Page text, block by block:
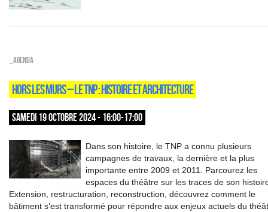
_Agenda
HORS LES MURS – LE TNP : HISTOIRE ET ARCHITECTURE
SAMEDI 19 OCTOBRE 2024 - 16:00-17:00
Dans son histoire, le TNP a connu plusieurs
campagnes de travaux, la dernière et la plus
importante entre 2009 et 2011. Parcourez les
espaces du théâtre sur les traces de son
Extension, restructuration, reconstruction, découvrez comment le
bâtiment s’est transformé pour répondre aux enjeux actuels du